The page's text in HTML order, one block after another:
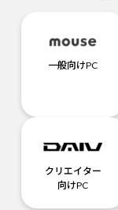
一般向けPC
クリエイター
向けPC